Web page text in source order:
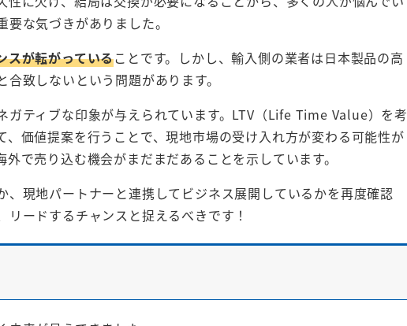
な気づきがありました。
スが転がっていることです。しかし、輸入側の業者は日本製品の高
致しないという問題があります。
ガティブな印象が与えられています。LTV（Life Time Value）を考
価値提案を行うことで、現地市場の受け入れ方が変わる可能性が
で売り込む機会がまだまだあることを示しています。
現地パートナーと連携してビジネス展開しているかを再度確認
ードするチャンスと捉えるべきです！